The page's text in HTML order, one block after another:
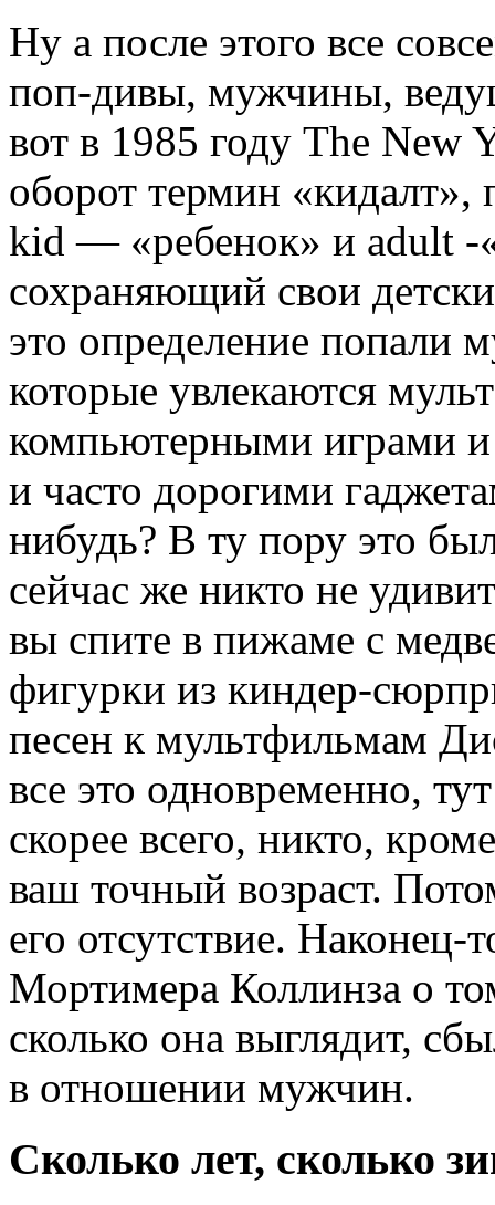
Ну а после этого все
поп-дивы, мужчины,
вот в 1985 году The New
оборот термин
kid — «ребенок» и adult -
сохраняющий свои
это определение попали
которые увлекаются
компьютерными играми
и часто дорогими
нибудь? В ту пору это
сейчас же никто не
вы спите в пижаме с
фигурки из киндер-
песен к мультфильмам
все это одновременно,
скорее всего, никто,
ваш точный возраст.
его отсутствие. Наконец-
Мортимера Коллинза о
сколько она выглядит,
в отношении мужчин.
Сколько лет, сколько